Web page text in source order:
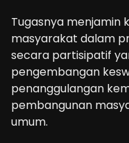
Tugasnya menjamin
masyarakat dalam
secara partisipatif
pengembangan
penanggulangan
pembangunan
umum.